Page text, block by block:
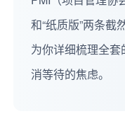
和“纸质版”两条截
为你详细梳理全
消等待的焦虑。